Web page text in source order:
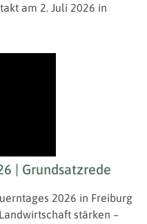
am 2. Juli 2026 in
| Grundsatzrede
2026 in Freiburg
stärken –